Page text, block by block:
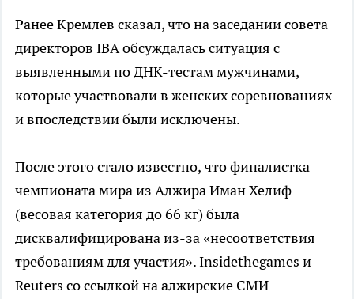
Ранее Кремлев сказал, что на заседании совета
директоров IBA обсуждалась ситуация с
выявленными по ДНК-тестам мужчинами,
которые участвовали в женских соревнованиях
и впоследствии были исключены.
После этого стало известно, что финалистка
чемпионата мира из Алжира Иман Хелиф
(весовая категория до 66 кг) была
дисквалифицирована из-за «несоответствия
требованиям для участия». Insidethegames и
Reuters со ссылкой на алжирские СМИ